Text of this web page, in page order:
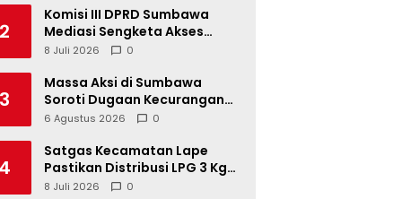
2
Komisi III DPRD Sumbawa
Mediasi Sengketa Akses
Jalan Kelompok Tani Buin Dua
8 Juli 2026 0
3
Massa Aksi di Sumbawa
Soroti Dugaan Kecurangan
Distribusi LPG 3 Kg Hingga
6 Agustus 2026 0
4
Satgas Kecamatan Lape
Pastikan Distribusi LPG 3 Kg
Tertib
8 Juli 2026 0